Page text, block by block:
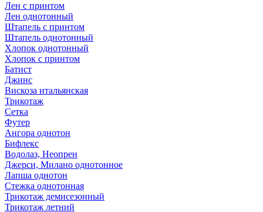
Лен с принтом
Лен однотонный
Штапель с принтом
Штапель однотонный
Хлопок однотонный
Хлопок с принтом
Батист
Джинс
Вискоза итальянская
Трикотаж
Сетка
Футер
Ангора однотон
Бифлекс
Водолаз, Неопрен
Джерси, Милано однотонное
Лапша однотон
Стежка однотонная
Трикотаж демисезонный
Трикотаж летний